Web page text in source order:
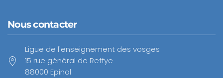
Nous contacter
Ligue de l'enseignement des vosges
15 rue général de Reffye
88000 Epinal